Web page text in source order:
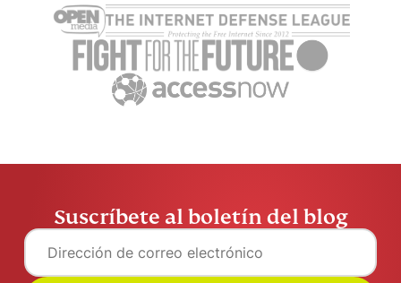
que les ocurre a tus
datos al usarlo
ExpressVPN 11 min
lo que hay
ellas
Suscríbete al boletín del blog